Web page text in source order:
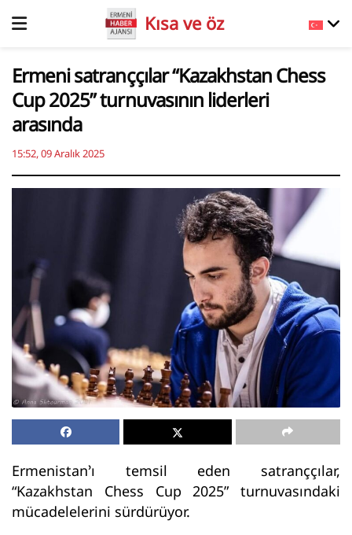
Kısa ve öz
Ermeni satranççılar “Kazakhstan Chess
Cup 2025” turnuvasının liderleri
arasında
15:52, 09 Aralık 2025
Ermenistan’ı temsil eden satranççılar,
“Kazakhstan Chess Cup 2025” turnuvasındaki
mücadelelerini sürdürüyor.